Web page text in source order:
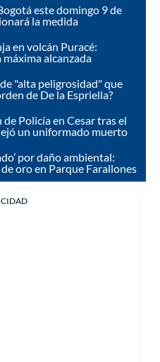
este domingo 9 de
la medida
en volcán Puracé:
alcanzada
"alta peligrosidad" que
de De la Espriella?
Policía en Cesar tras el
un uniformado muerto
por daño ambiental:
oro en Parque Farallones